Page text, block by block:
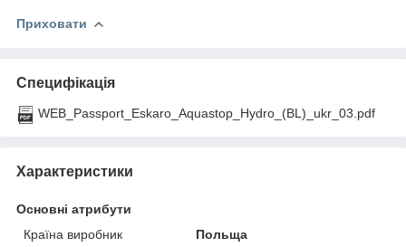
Приховати
Специфікація
WEB_Passport_Eskaro_Aquastop_Hydro_(BL)_ukr_03.pdf
Характеристики
Основні атрибути
Країна виробник
Польща